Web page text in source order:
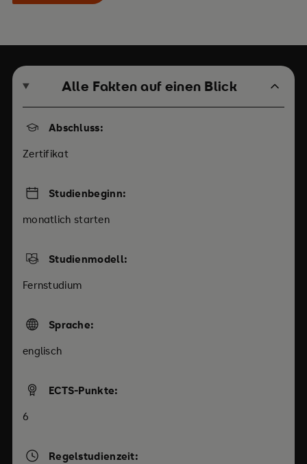
Alle Fakten auf einen Blick
Abschluss:
Zertifikat
Studienbeginn:
monatlich starten
Studienmodell:
Fernstudium
Sprache:
englisch
ECTS-Punkte:
6
Regelstudienzeit: